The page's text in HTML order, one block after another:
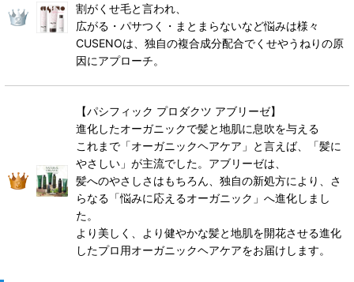
割がくせ毛と言われ、
広がる・パサつく・まとまらないなど悩みは様々
CUSENOは、独自の複合成分配合でくせやうねりの原
因にアプローチ。
【パシフィック プロダクツ アブリーゼ】
進化したオーガニックで髪と地肌に息吹を与える
これまで「オーガニックヘアケア」と言えば、「髪に
やさしい」が主流でした。アブリーゼは、
髪へのやさしさはもちろん、独自の新処方により、さ
らなる「悩みに応えるオーガニック」へ進化しまし
た。
より美しく、より健やかな髪と地肌を開花させる進化
したプロ用オーガニックヘアケアをお届けします。